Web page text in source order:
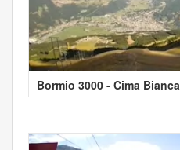
Bormio 3000 - Cima Bianca